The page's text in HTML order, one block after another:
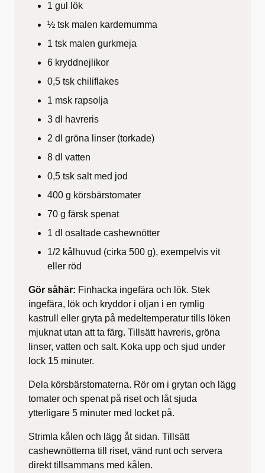
1 gul lök
½ tsk malen kardemumma
1 tsk malen gurkmeja
6 kryddnejlikor
0,5 tsk chiliflakes
1 msk rapsolja
3 dl havreris
2 dl gröna linser (torkade)
8 dl vatten
0,5 tsk salt med jod
400 g körsbärstomater
70 g färsk spenat
1 dl osaltade cashewnötter
1/2 kålhuvud (cirka 500 g), exempelvis vit
eller röd
Gör såhär: Finhacka ingefära och lök. Stek
ingefära, lök och kryddor i oljan i en rymlig
kastrull eller gryta på medeltemperatur tills löken
mjuknat utan att ta färg. Tillsätt havreris, gröna
linser, vatten och salt. Koka upp och sjud under
lock 15 minuter.
Dela körsbärstomaterna. Rör om i grytan och lägg
tomater och spenat på riset och låt sjuda
ytterligare 5 minuter med locket på.
Strimla kålen och lägg åt sidan. Tillsätt
cashewnötterna till riset, vänd runt och servera
direkt tillsammans med kålen.